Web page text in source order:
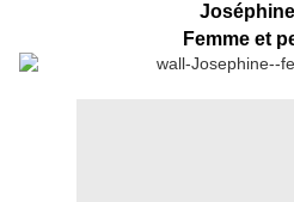
Joséphine
Femme et